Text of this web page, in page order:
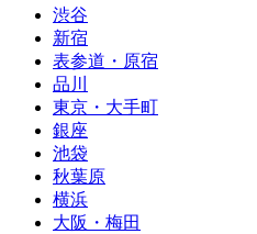
渋谷
新宿
表参道・原宿
品川
東京・大手町
銀座
池袋
秋葉原
横浜
大阪・梅田